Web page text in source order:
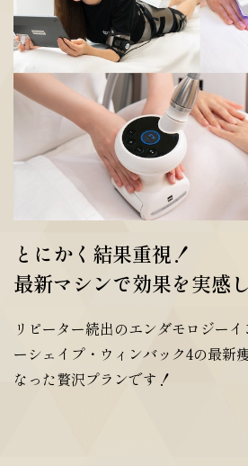
とにかく結果重視！
最新マシンで効果を実感
リピーター続出のエンダモロジー
ーシェイプ・ウィンバック4の最新
なった贅沢プランです！